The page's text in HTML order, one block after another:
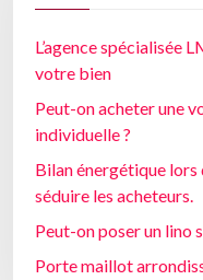
L’agence spécialisée
votre bien
Peut-on acheter une
individuelle ?
Bilan énergétique lors
séduire les acheteurs.
Peut-on poser un lino
Porte maillot